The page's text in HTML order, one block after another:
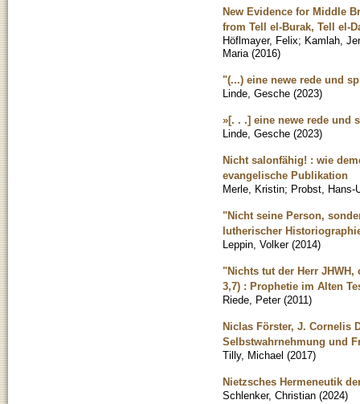
New Evidence for Middle
from Tell el-Burak, Tell el-
Höflmayer, Felix; Kamlah,
Maria (2016)
"(...) eine newe rede und
Linde, Gesche (2023)
»[. . .] eine newe rede und
Linde, Gesche (2023)
Nicht salonfähig! : wie
evangelische Publikation
Merle, Kristin; Probst, Hans-
"Nicht seine Person,
lutherischer
Leppin, Volker (2014)
"Nichts tut der Herr
3,7) : Prophetie im Alten
Riede, Peter (2011)
Niclas Förster, J. Cornelis
Selbstwahrnehmung und
Tilly, Michael (2017)
Nietzsches Hermeneutik
Schlenker, Christian (2024)